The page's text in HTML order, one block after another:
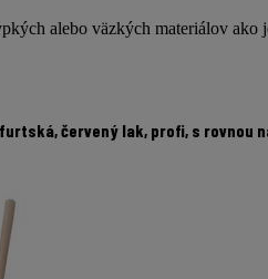
alebo väzkých materiálov
červený lak, profi, s rovnou